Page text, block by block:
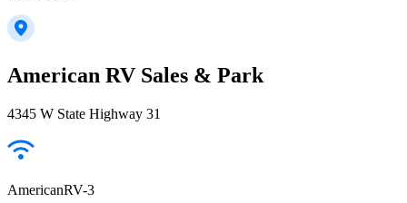
American RV Sales & Park
4345 W State Highway 31
AmericanRV-3